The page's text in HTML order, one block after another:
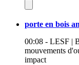
porte en bois
00:08 - LESF |
mouvements
impact